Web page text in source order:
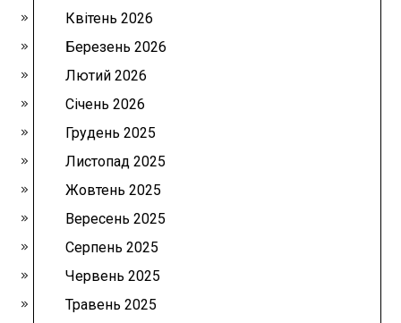
Квітень 2026
Березень 2026
Лютий 2026
Січень 2026
Грудень 2025
Листопад 2025
Жовтень 2025
Вересень 2025
Серпень 2025
Червень 2025
Травень 2025